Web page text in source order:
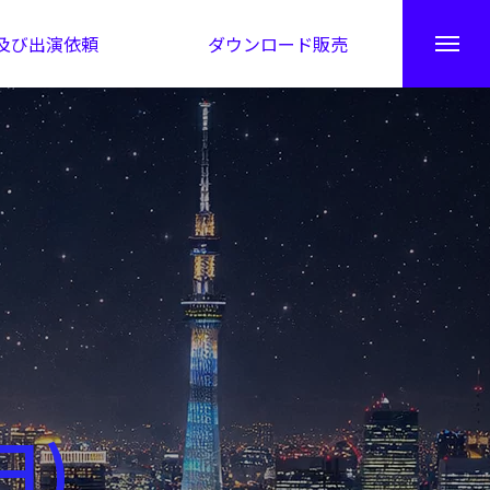
び出演依頼 ダウンロード販売
秘伝公開！吉凶カレンダー